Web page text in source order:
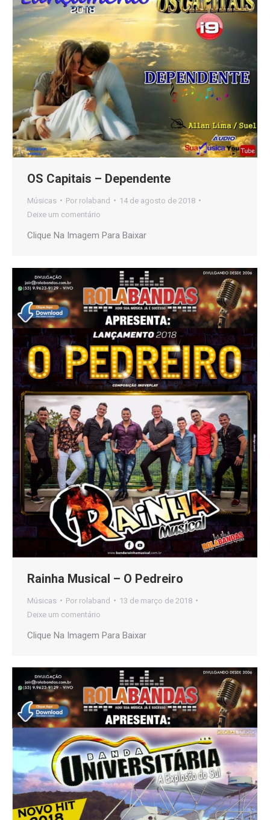
OS Capitais – Dependente
Músicas Por rolaband
14 de agosto de 2018
Deixe um comentário
Clique Na Imagem Para Baixar
Rainha Musical – O Pedreiro
Músicas Por rolaband
13 de março de 2018
Deixe um comentário
Clique Na Imagem Para Baixar